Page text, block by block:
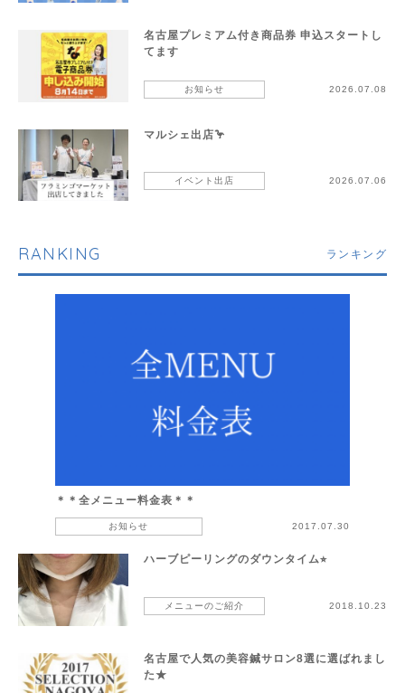
名古屋プレミアム付き商品券 申込スタートし
てます
お知らせ 2026.07.08
マルシェ出店🦩
イベント出店 2026.07.06
RANKING ランキング
＊＊全メニュー料金表＊＊
お知らせ 2017.07.30
ハーブピーリングのダウンタイム⭐︎
メニューのご紹介 2018.10.23
名古屋で人気の美容鍼サロン8選に選ばれまし
た★